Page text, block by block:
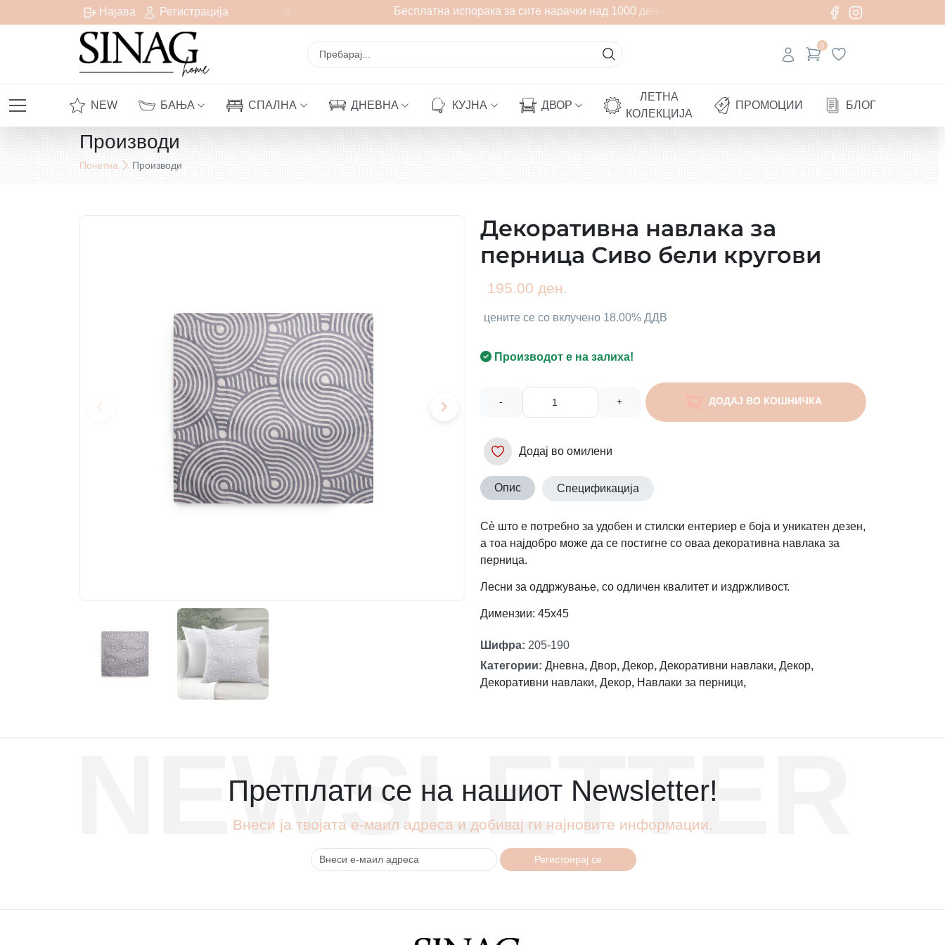
Најава Регистрација
испорака за сите нарачки над 1000 денари Бесплатна испорака за сите нарачки над 1000 денари
0
NEW БАЊА СПАЛНА ДНЕВНА КУЈНА ДВОР
ЛЕТНА
КОЛЕКЦИЈА
ПРОМОЦИИ БЛОГ
Производи
Почетна Производи
Декоративна навлака за
перница Сиво бели кругови
195.00 ден.
цените се со вклучено 18.00% ДДВ
Производот е на залиха!
- + ДОДАЈ ВО КОШНИЧКА
Додај во омилени
Опис Спецификација
Сè што е потребно за удобен и стилски ентериер е боја и уникатен дезен,
а тоа најдобро може да се постигне со оваа декоративна навлака за
перница.
Лесни за оддржување, со одличен квалитет и издржливост.
Димензии: 45х45
Шифра: 205-190
Категории: Дневна, Двор, Декор, Декоративни навлаки, Декор,
Декоративни навлаки, Декор, Навлаки за перници,
NEWSLETTER
Претплати се на нашиот Newsletter!
Внеси ја твојата е-маил адреса и добивај ги најновите информации.
Регистрирај се